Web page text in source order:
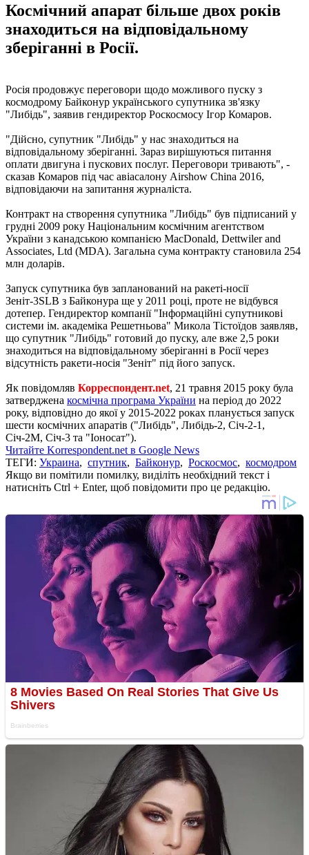
Космічний апарат більше двох років
знаходиться на відповідальному
зберіганні в Росії.
Росія продовжує переговори щодо можливого пуску з
космодрому Байконур українського супутника зв'язку
"Либідь", заявив гендиректор Роскосмосу Ігор Комаров.
"Дійсно, супутник "Либідь" у нас знаходиться на
відповідальному зберіганні. Зараз вирішуються питання
оплати двигуна і пускових послуг. Переговори тривають", -
сказав Комаров під час авіасалону Airshow China 2016,
відповідаючи на запитання журналіста.
Контракт на створення супутника "Либідь" був підписаний у
грудні 2009 року Національним космічним агентством
України з канадською компанією MacDonald, Dettwiler and
Associates, Ltd (MDA). Загальна сума контракту становила 254
млн доларів.
Запуск супутника був запланований на ракеті-носії
Зеніт-3SLB з Байконура ще у 2011 році, проте не відбувся
дотепер. Гендиректор компанії "Інформаційні супутникові
системи ім. академіка Решетньова" Микола Тістоїдов заявляв,
що супутник "Либідь" готовий до пуску, але вже 2,5 роки
знаходиться на відповідальному зберіганні в Росії через
відсутність ракети-носія "Зеніт" під його запуск.
Як повідомляв Корреспондент.net, 21 травня 2015 року була
затверджена космічна програма України на період до 2022
року, відповідно до якої у 2015-2022 роках планується запуск
шести космічних апаратів ("Либідь", Либідь-2, Січ-2-1,
Січ-2М, Січ-3 та "Іоносат").
Читайте Korrespondent.net в Google News
ТЕГИ: Украина, спутник, Байконур, Роскосмос, космодром
Якщо ви помітили помилку, виділіть необхідний текст і
натисніть Ctrl + Enter, щоб повідомити про це редакцію.